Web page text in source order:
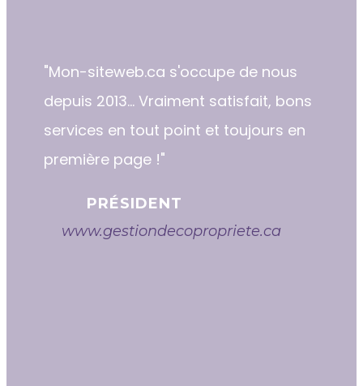
"​​Mon-siteweb.ca s'occupe de nous
depuis 2013... Vraiment satisfait, bons
services en tout point et toujours en
première page !"
PRÉSIDENT
www.gestiondecopropriete.ca